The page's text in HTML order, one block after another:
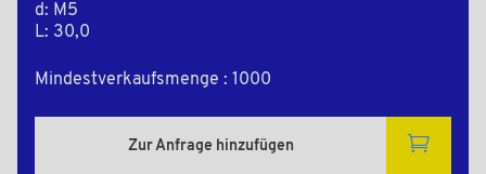
d: M5
L: 30,0
Mindestverkaufsmenge : 1000
Zur Anfrage hinzufügen